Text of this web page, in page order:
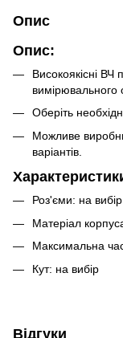
Опис
Опис:
Високоякісні ВЧ
вимірювального
Оберіть
Можливе
варіантів.
Роз'єми: на вибір
Матеріал
Максимальна
Кут: на вибір
Відгуки